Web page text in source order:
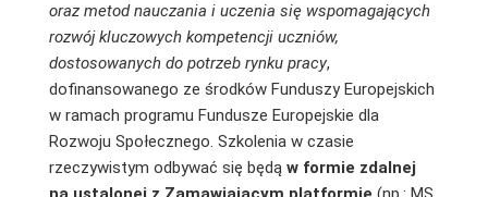
oraz metodnauczania i uczenia się wspomagających
rozwój kluczowych kompetencji uczniów,
dostosowanych do potrzeb rynku pracy,
dofinansowanego ze środków Funduszy Europejskich
w ramach programu Fundusze Europejskie dla
Rozwoju Społecznego. Szkolenia w czasie
rzeczywistym odbywać się będą w formie zdalnej